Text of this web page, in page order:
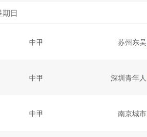
期日
中甲 苏州东吴
中甲 深圳青年人
中甲 南京城市